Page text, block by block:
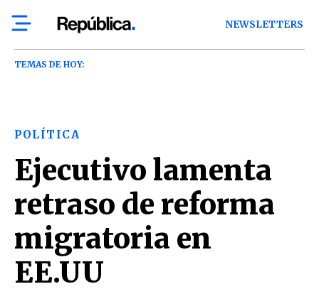
NEWSLETTERS
TEMAS DE HOY:
POLÍTICA
Ejecutivo lamenta
retraso de reforma
migratoria en
EE.UU